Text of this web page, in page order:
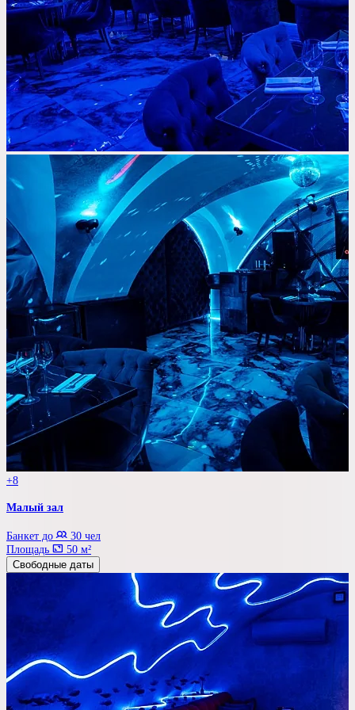
+8
Малый зал
Банкет до
30 чел
Площадь
50 м²
Свободные даты